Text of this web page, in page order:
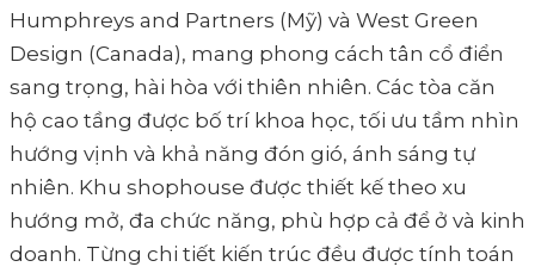
Humphreys and Partners (Mỹ) và West Green
Design (Canada), mang phong cách tân cổ điển
sang trọng, hài hòa với thiên nhiên. Các tòa căn
hộ cao tầng được bố trí khoa học, tối ưu tầm nhìn
hướng vịnh và khả năng đón gió, ánh sáng tự
nhiên. Khu shophouse được thiết kế theo xu
hướng mở, đa chức năng, phù hợp cả để ở và kinh
doanh. Từng chi tiết kiến trúc đều được tính toán